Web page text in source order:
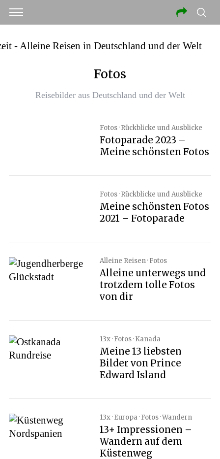
Fotos
Reisebilder aus Deutschland und der Welt
Fotos · Rückblicke und Ausblicke
Fotoparade 2023 –
Meine schönsten Fotos
Fotos · Rückblicke und Ausblicke
Meine schönsten Fotos
2021 – Fotoparade
Alleine Reisen · Fotos
Alleine unterwegs und
trotzdem tolle Fotos
von dir
13x · Fotos · Kanada
Meine 13 liebsten
Bilder von Prince
Edward Island
13x · Europa · Fotos · Wandern
13+ Impressionen –
Wandern auf dem
Küstenweg